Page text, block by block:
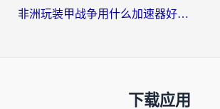
非洲玩装甲战争用什么加速器好？海外党亲测有效的国服游戏加速方案
下载应用